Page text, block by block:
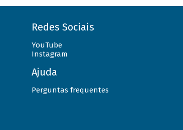
Redes Sociais
YouTube
Instagram
Ajuda
Perguntas frequentes